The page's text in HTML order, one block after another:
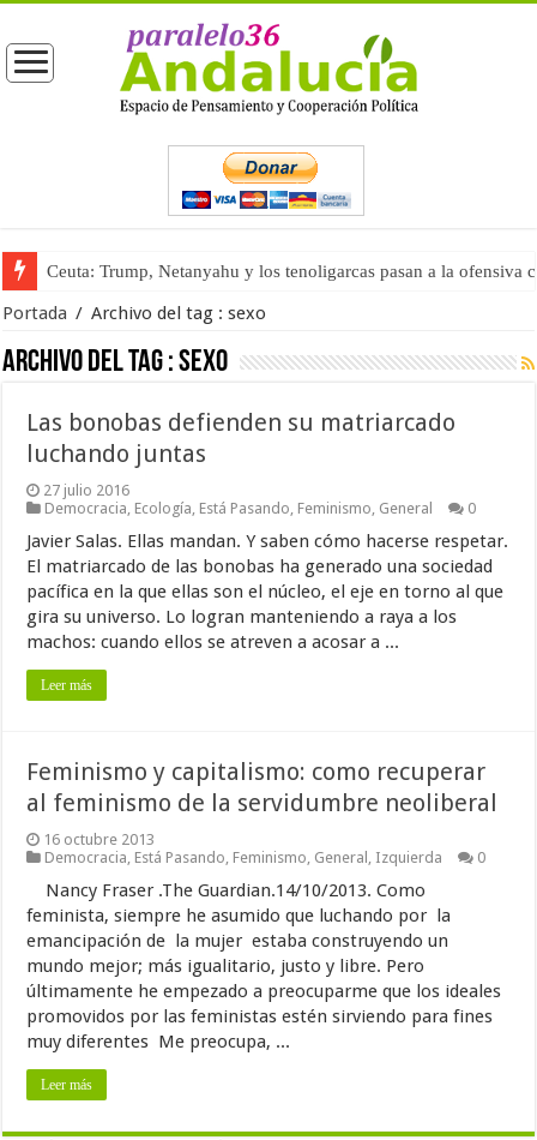
Ceuta: Trump, Netanyahu y los tenoligarcas pasan a la ofensiva
Portada / Archivo del tag :sexo
Archivo del tag :sexo
Las bonobas defienden su matriarcado
luchando juntas
27 julio 2016
Democracia, Ecología, Está Pasando, Feminismo, General 0
Javier Salas. Ellas mandan. Y saben cómo hacerse respetar.
El matriarcado de las bonobas ha generado una sociedad
pacífica en la que ellas son el núcleo, el eje en torno al que
gira su universo. Lo logran manteniendo a raya a los
machos: cuando ellos se atreven a acosar a ...
Leer más
Feminismo y capitalismo: como recuperar
al feminismo de la servidumbre neoliberal
16 octubre 2013
Democracia, Está Pasando, Feminismo, General , Izquierda 0
Nancy Fraser .The Guardian.14/10/2013. Como
feminista, siempre he asumido que luchando por la
emancipación de la mujer estaba construyendo un
mundo mejor; más igualitario, justo y libre. Pero
últimamente he empezado a preocuparme que los ideales
promovidos por las feministas estén sirviendo para fines
muy diferentes Me preocupa, ...
Leer más